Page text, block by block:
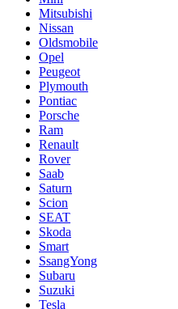
Mitsubishi
Nissan
Oldsmobile
Opel
Peugeot
Plymouth
Pontiac
Porsche
Ram
Renault
Rover
Saab
Saturn
Scion
SEAT
Skoda
Smart
SsangYong
Subaru
Suzuki
Tesla